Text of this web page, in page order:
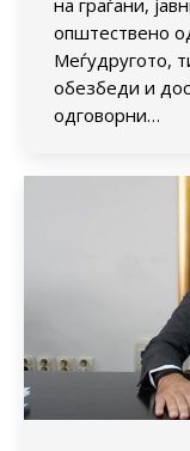
општествено
Меѓудругото,
обезбеди и
одговорни…